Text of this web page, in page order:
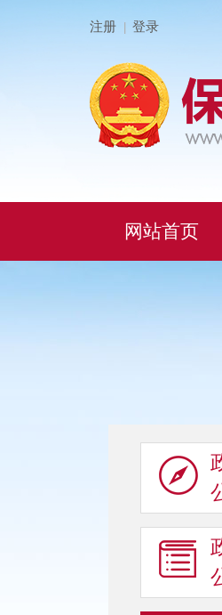
注册 登录
网站首页